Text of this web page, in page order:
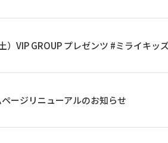
）VIP GROUP プレゼンツ #ミライキッ
ージリニューアルのお知らせ